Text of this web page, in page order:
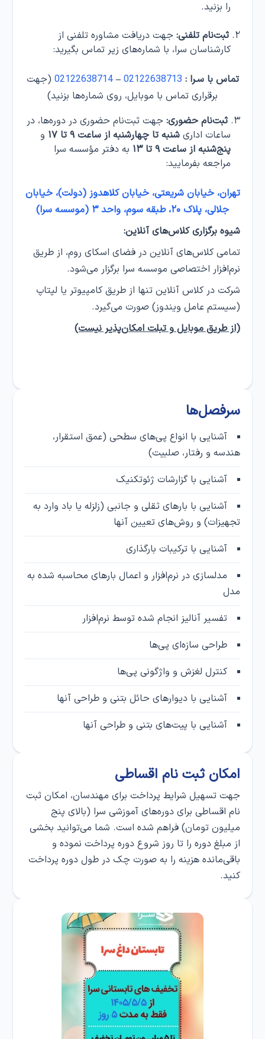
را بزنید.
ثبت‌نام تلفنی: جهت دریافت مشاوره تلفنی از
کارشناسان سرا، با شماره‌های زیر تماس بگیرید:
تماس با سـرا : 02122638713
–
02122638714 (جهت
برقراری تماس با موبایل، روی شماره‌ها بزنید)
ثبت‌نام حضوری: جهت ثبت‌نام حضوری در دوره‌ها، در
ساعات اداریشنبه تا چهارشنبه از ساعت ۹ تا ۱۷
و
پنج‌شنبه از ساعت ۹ تا ۱۳
به دفتر مؤسسه سرا
مراجعه بفرمایید:
تهران، خیابان شریعتی، خیابان کلاهدوز (دولت)، خیابان
جلالی، پلاک ۲۰، طبقه سوم، واحد ۳ (موسسه سرا)
شیوه برگزاری کلاس‌های آنلاین:
تمامی کلاس‌های آنلاین در فضای اسکای روم، از طریق
نرم‌افزار اختصاصی موسسه سرا برگزار می‌شود.
شرکت در کلاس‌ آنلاین تنها از طریق کامپیوتر یا لپتاپ
(سیستم عامل ویندوز) صورت می‌گیرد.
(از طریق موبایل و تبلت امکان‌پذیر نیست)
سرفصل‌ها
آشنایی با انواع پی‌های سطحی (عمق استقرار،
هندسه و رفتار، صلبیت)
آشنایی با گزارشات ژئوتکنیک
آشنایی با بارهای ثقلی و جانبی (زلزله یا باد وارد به
تجهیزات) و روش‌های تعیین آنها
آشنایی با ترکیبات بارگذاری
مدلسازی در نرم‌افزار و اعمال بارهای محاسبه شده به
مدل
تفسیر آنالیز انجام شده توسط نرم‌افزار
طراحی سازه‌ای پی‌ها
کنترل لغزش و واژگونی پی‌ها
آشنایی با دیوارهای حائل بتنی و طراحی آنها
آشنایی با پیت‌های بتنی و طراحی آنها
امکان ثبت‌ نام اقساطی
جهت تسهیل شرایط پرداخت برای مهندسان، امکان ثبت‌
نام اقساطی برای دوره‌های آموزشی سرا (بالای پنج
میلیون تومان) فراهم شده است. شما می‌توانید بخشی
از مبلغ دوره را تا روز شروع دوره پرداخت نموده و
باقی‌مانده هزینه را به صورت چک در طول دوره پرداخت
کنید.